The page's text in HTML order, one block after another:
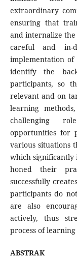
extraordinary
ensuring that
and internalize
careful and in-
implementation
identify the
participants, so
relevant and on
learning
challenging
opportunities for
various situations
which significantly
honed their
successfully
participants do
are also
actively, thus
process of
ABSTRAK